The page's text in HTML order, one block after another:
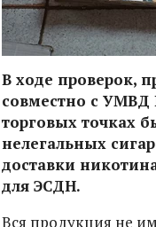
В ходе проверок,
совместно с УМВД
торговых точках
нелегальных
доставки
для ЭСДН.
Вся продукция не